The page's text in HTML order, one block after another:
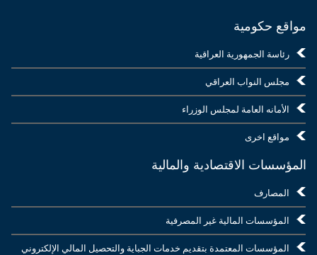
مواقع حكومية
رئاسة الجمهورية العراقية
مجلس النواب العراقي
الأمانه العامة لمجلس الوزراء
مواقع اخرى
المؤسسات الاقتصادية والمالية
المصارف
المؤسسات المالية غير المصرفية
المؤسسات المعتمدة بتقديم خدمات الجباية والتحصيل المالي الإلكتروني